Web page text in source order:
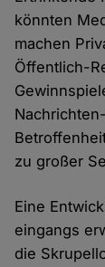
könnten
machen
Öffentlich-
zu großer
Eine
eingangs
die